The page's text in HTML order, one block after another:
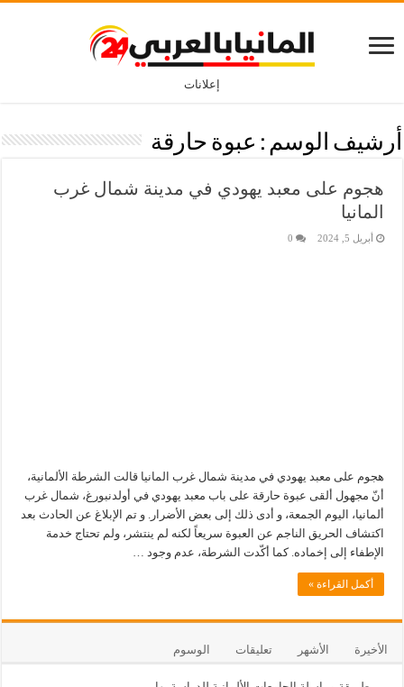
إعلانات
أرشيف الوسم : عبوة حارقة
هجوم على معبد يهودي في مدينة شمال غرب
المانيا
أبريل 5, 2024 0
هجوم على معبد يهودي في مدينة شمال غرب المانيا قالت الشرطة الألمانية،
أنّ مجهول ألقى عبوة حارقة على باب معبد يهودي في أولدنبورغ، شمال غرب
ألمانيا، اليوم الجمعة، و أدى ذلك إلى بعض الأضرار. و تم الإبلاغ عن الحادث بعد
اكتشاف الحريق الناجم عن العبوة سريعاً لكنه لم ينتشر، ولم تحتاج خدمة
الإطفاء إلى إخماده. كما أكّدت الشرطة، عدم وجود …
أكمل القراءة »
الأخيرة الأشهر تعليقات الوسوم